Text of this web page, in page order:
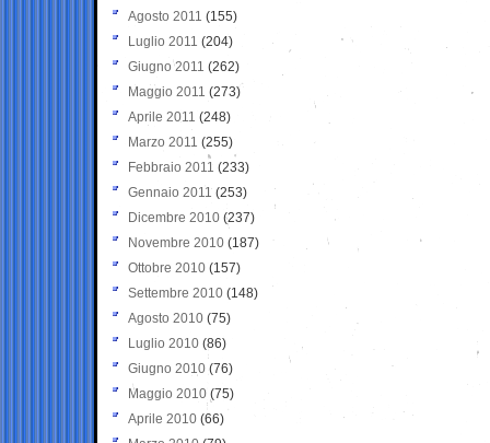
Agosto 2011 (155)
Luglio 2011 (204)
Giugno 2011 (262)
Maggio 2011 (273)
Aprile 2011 (248)
Marzo 2011 (255)
Febbraio 2011 (233)
Gennaio 2011 (253)
Dicembre 2010 (237)
Novembre 2010 (187)
Ottobre 2010 (157)
Settembre 2010 (148)
Agosto 2010 (75)
Luglio 2010 (86)
Giugno 2010 (76)
Maggio 2010 (75)
Aprile 2010 (66)